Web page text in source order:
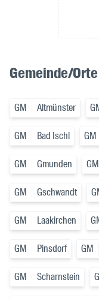
Gemeinde/Orte
GM Altmünster
GM Bad Ischl GM
GM Gmunden GM
GM Gschwandt
GM Laakirchen
GM Pinsdorf GM
GM Scharnstein